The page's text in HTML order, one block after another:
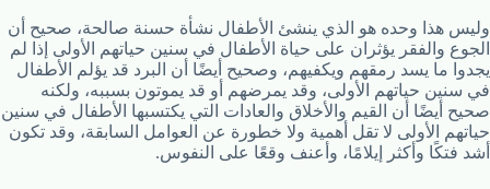
وليس هذا وحده هو الذي ينشئ الأطفال نشأة حسنة صالحة، صحيح أن
الجوع والفقر يؤثران على حياة الأطفال في سنين حياتهم الأولى إذا لم
يجدوا ما يسد رمقهم ويكفيهم، وصحيح أيضًا أن البرد قد يؤلم الأطفال
في سنين حياتهم الأولى، وقد يمرضهم أو قد يموتون بسببه، ولكنه
صحيح أيضًا أن القيم والأخلاق والعادات التي يكتسبها الأطفال في سنين
حياتهم الأولى لا تقل أهمية ولا خطورة عن العوامل السابقة، وقد تكون
أشد فتكًا وأكثر إيلامًا، وأعنف وقعًا على النفوس.